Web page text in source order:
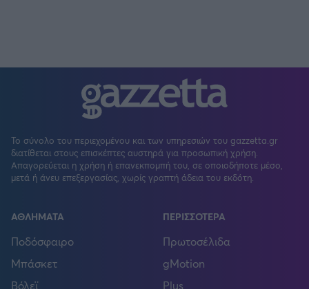
Το σύνολο του περιεχομένου και των υπηρεσιών του gazzetta.gr
διατίθεται στους επισκέπτες αυστηρά για προσωπική χρήση.
Απαγορεύεται η χρήση ή επανεκπομπή του, σε οποιοδήποτε μέσο,
μετά ή άνευ επεξεργασίας, χωρίς γραπτή άδεια του εκδότη.
ΑΘΛΗΜΑΤΑ
Ποδόσφαιρο
Μπάσκετ
Βόλεϊ
ΠΕΡΙΣΣΟΤΕΡΑ
Πρωτοσέλιδα
gMotion
Plus